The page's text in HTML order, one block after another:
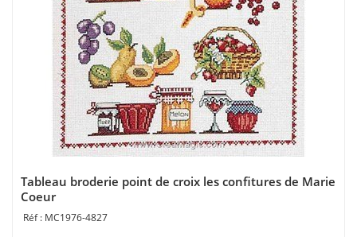
Tableau broderie point de croix les confitures de Marie
Coeur
MC1976-4827